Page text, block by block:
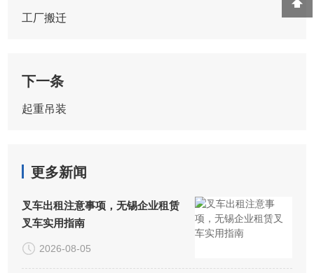
工厂搬迁
下一条
起重吊装
更多新闻
叉车出租注意事项，无锡企业租赁
叉车实用指南
2026-08-05